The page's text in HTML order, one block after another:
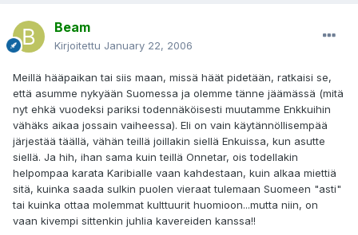
Beam
Kirjoitettu January 22, 2006
Meillä hääpaikan tai siis maan, missä häät pidetään, ratkaisi se,
että asumme nykyään Suomessa ja olemme tänne jäämässä (mitä
nyt ehkä vuodeksi pariksi todennäköisesti muutamme Enkkuihin
vähäks aikaa jossain vaiheessa). Eli on vain käytännöllisempää
järjestää täällä, vähän teillä joillakin siellä Enkuissa, kun asutte
siellä. Ja hih, ihan sama kuin teillä Onnetar, ois todellakin
helpompaa karata Karibialle vaan kahdestaan, kuin alkaa miettiä
sitä, kuinka saada sulkin puolen vieraat tulemaan Suomeen "asti"
tai kuinka ottaa molemmat kulttuurit huomioon...mutta niin, on
vaan kivempi sittenkin juhlia kavereiden kanssa!!